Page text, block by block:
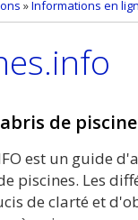
»Informations en
de
est un guide
piscines. Les
de clarté et